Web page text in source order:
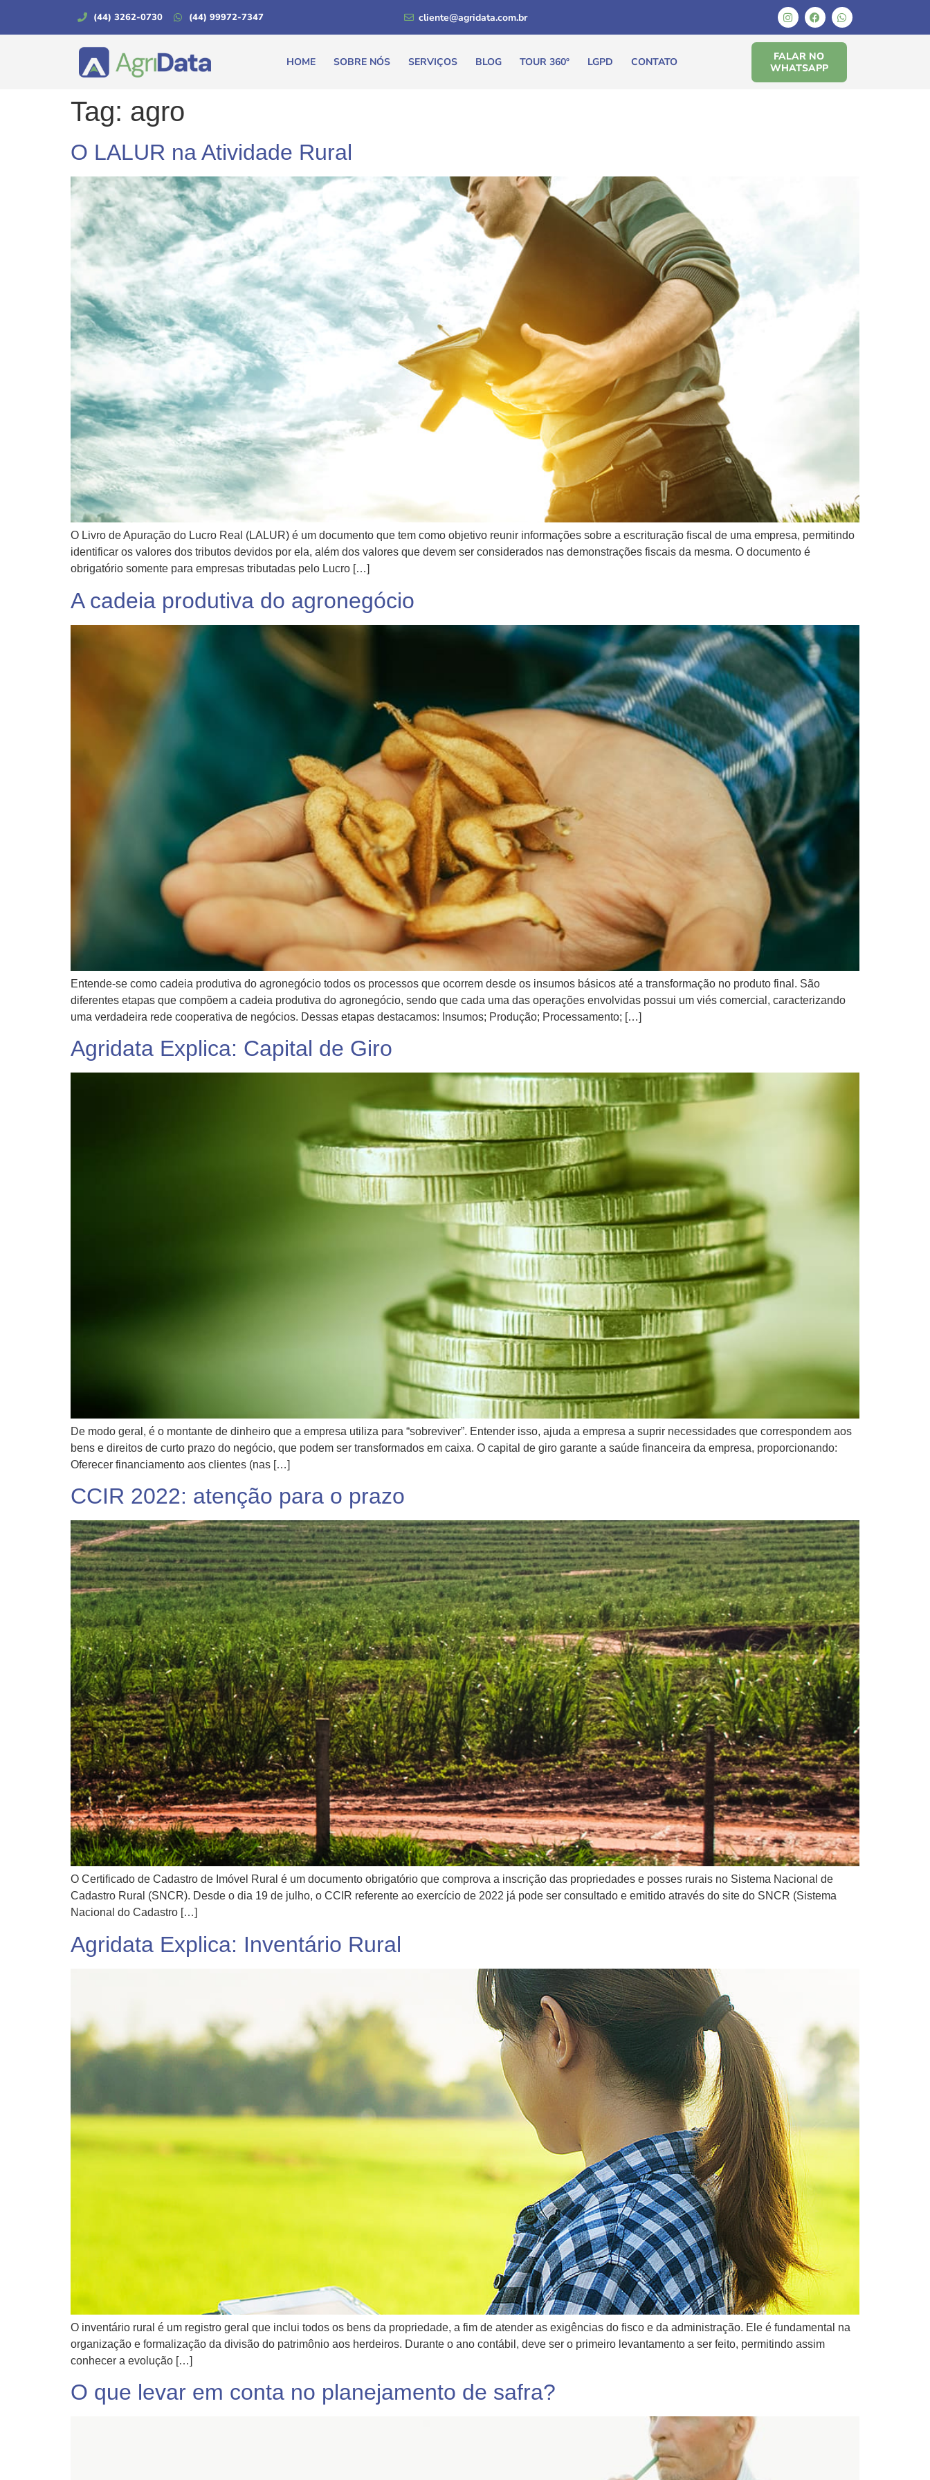
(44) 3262-0730 (44) 99972-7347 cliente@agridata.com.br
HOME SOBRE NÓS SERVIÇOS BLOG TOUR 360º LGPD CONTATO
FALAR NO
WHATSAPP
Tag: agro
O LALUR na Atividade Rural
O Livro de Apuração do Lucro Real (LALUR) é um documento que tem como objetivo reunir informações sobre a escrituração fiscal de uma empresa, permitindo
identificar os valores dos tributos devidos por ela, além dos valores que devem ser considerados nas demonstrações fiscais da mesma. O documento é
obrigatório somente para empresas tributadas pelo Lucro […]
A cadeia produtiva do agronegócio
Entende-se como cadeia produtiva do agronegócio todos os processos que ocorrem desde os insumos básicos até a transformação no produto final. São
diferentes etapas que compõem a cadeia produtiva do agronegócio, sendo que cada uma das operações envolvidas possui um viés comercial, caracterizando
uma verdadeira rede cooperativa de negócios. Dessas etapas destacamos: Insumos; Produção; Processamento; […]
Agridata Explica: Capital de Giro
De modo geral, é o montante de dinheiro que a empresa utiliza para “sobreviver”. Entender isso, ajuda a empresa a suprir necessidades que correspondem aos
bens e direitos de curto prazo do negócio, que podem ser transformados em caixa. O capital de giro garante a saúde financeira da empresa, proporcionando:
Oferecer financiamento aos clientes (nas […]
CCIR 2022: atenção para o prazo
O Certificado de Cadastro de Imóvel Rural é um documento obrigatório que comprova a inscrição das propriedades e posses rurais no Sistema Nacional de
Cadastro Rural (SNCR). Desde o dia 19 de julho, o CCIR referente ao exercício de 2022 já pode ser consultado e emitido através do site do SNCR (Sistema
Nacional do Cadastro […]
Agridata Explica: Inventário Rural
O inventário rural é um registro geral que inclui todos os bens da propriedade, a fim de atender as exigências do fisco e da administração. Ele é fundamental na
organização e formalização da divisão do patrimônio aos herdeiros. Durante o ano contábil, deve ser o primeiro levantamento a ser feito, permitindo assim
conhecer a evolução […]
O que levar em conta no planejamento de safra?